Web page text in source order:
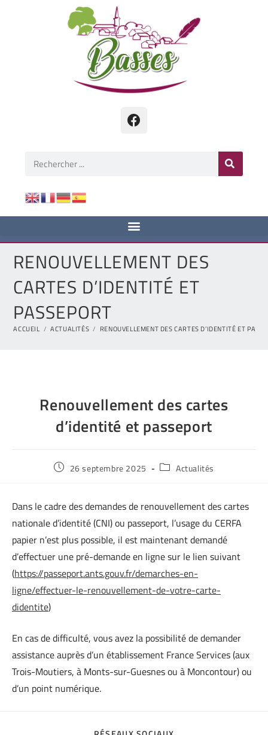
RENOUVELLEMENT DES
CARTES D’IDENTITÉ ET
PASSEPORT
ACCUEIL / ACTUALITÉS / RENOUVELLEMENT DES CARTES D’IDENTITÉ ET
Renouvellement des cartes
d’identité et passeport
26 septembre 2025 Actualités
Dans le cadre des demandes de renouvellement des cartes
nationale d’identité (CNI) ou passeport, l’usage du CERFA
papier n’est plus possible, il est maintenant demandé
d’effectuer une pré-demande en ligne sur le lien suivant
(https://passeport.ants.gouv.fr/demarches-en-
ligne/effectuer-le-renouvellement-de-votre-carte-
didentite)
En cas de difficulté, vous avez la possibilité de demander
assistance auprès d’un établissement France Services (aux
Trois-Moutiers, à Monts-sur-Guesnes ou à Moncontour) ou
d’un point numérique.